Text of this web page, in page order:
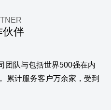
伙伴
团队与包括世界500强在内
累计服务客户万余家，受到